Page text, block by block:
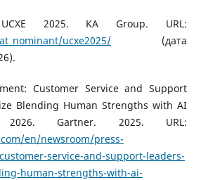
2025. KA Group. URL:
ucxe2025/(дата
Customer Service and Support
Blending Human Strengths with AI
Gartner. 2025. URL:
en/newsroom/press-
service-and-support-leaders-
human-strengths-with-ai-